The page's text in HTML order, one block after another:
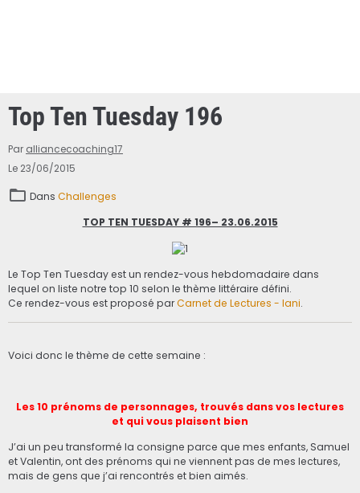
Top Ten Tuesday 196
Par alliancecoaching17
Le 23/06/2015
Dans Challenges
TOP TEN TUESDAY # 196– 23.06.2015
Le Top Ten Tuesday est un rendez-vous hebdomadaire dans
lequel on liste notre top 10 selon le thème littéraire défini.
Ce rendez-vous est proposé parCarnet de Lectures - Iani.
Voici donc le thème de cette semaine :
Les 10 prénoms de personnages, trouvés dans vos lectures
et qui vous plaisent bien
J’ai un peu transformé la consigne parce que mes enfants, Samuel
et Valentin, ont des prénoms qui ne viennent pas de mes lectures,
mais de gens que j’ai rencontrés et bien aimés.